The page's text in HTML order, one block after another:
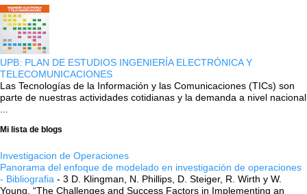
UPB: PLAN DE ESTUDIOS INGENIERÍA ELECTRÓNICA Y
TELECOMUNICACIONES
Las Tecnologías de la Información y las Comunicaciones (TICs) son
parte de nuestras actividades cotidianas y la demanda a nivel nacional
Mi lista de blogs
Investigacion de Operaciones
Panorama del enfoque de modelado en investigación de operaciones
- Bibliografia - 3 D. Klingman, N. Phillips, D. Steiger, R. Wirth y W.
Young, “The Challenges and Success Factors in Implementing an